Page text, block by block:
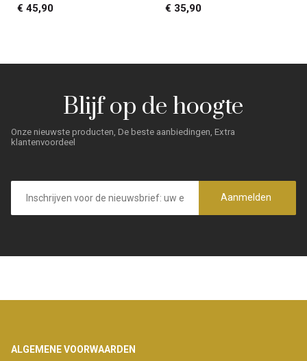
€ 45,90 € 35,90
Blijf op de hoogte
Onze nieuwste producten, De beste aanbiedingen, Extra
klantenvoordeel
mailadres
Aanmelden
Footer
ALGEMENE VOORWAARDEN